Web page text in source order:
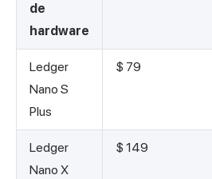
de
hardware
Ledger
Nano S
Plus
$ 79
Ledger
Nano X
$ 149